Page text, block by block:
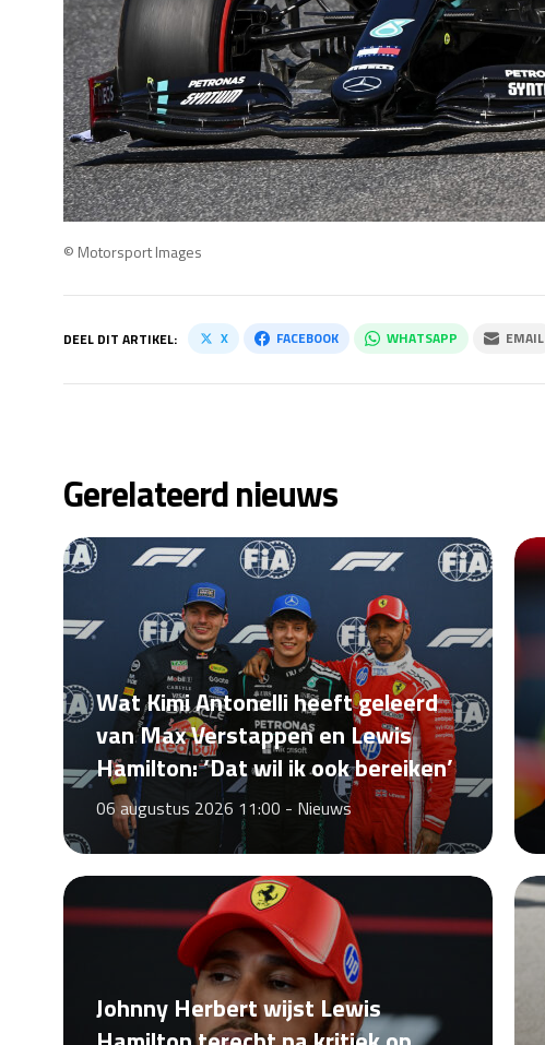
© Motorsport Images
DEEL DIT ARTIKEL: X FACEBOOK WHATSAPP EMAIL
Gerelateerd nieuws
Wat Kimi Antonelli heeft geleerd
van Max Verstappen en Lewis
Hamilton: ‘Dat wil ik ook bereiken’
06 augustus 2026 11:00 - Nieuws
Johnny Herbert wijst Lewis